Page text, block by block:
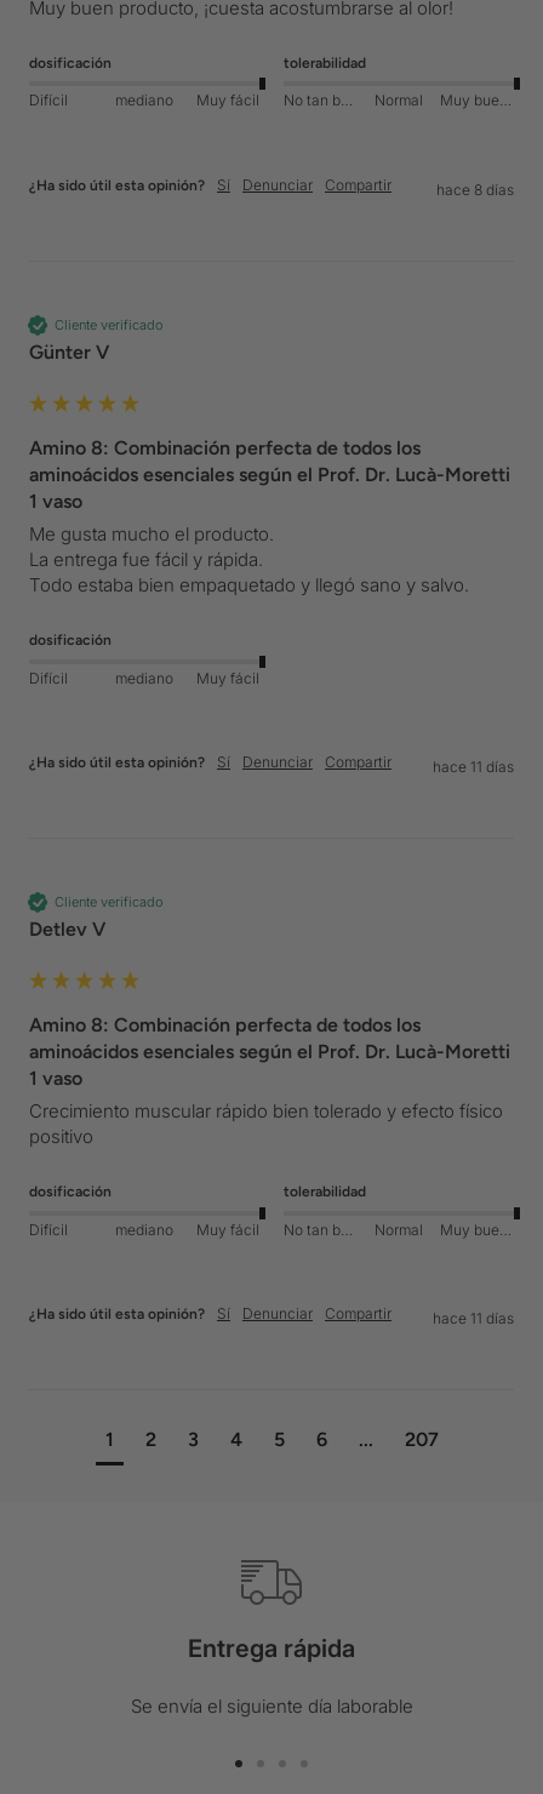
Muy buen producto, ¡cuesta acostumbrarse al olor!
dosificación
Difícil mediano Muy fácil
tolerabilidad
No tan bueno Normal Muy bueno
¿Ha sido útil esta opinión? Sí Denunciar Compartir hace 8 días
Cliente verificado
Günter V
Amino 8: Combinación perfecta de todos los
aminoácidos esenciales según el Prof. Dr. Lucà-Moretti
1 vaso
Me gusta mucho el producto.
La entrega fue fácil y rápida.
Todo estaba bien empaquetado y llegó sano y salvo.
dosificación
Difícil mediano Muy fácil
¿Ha sido útil esta opinión? Sí Denunciar Compartir hace 11 días
Cliente verificado
Detlev V
Amino 8: Combinación perfecta de todos los
aminoácidos esenciales según el Prof. Dr. Lucà-Moretti
1 vaso
Crecimiento muscular rápido bien tolerado y efecto físico
positivo
dosificación
Difícil mediano Muy fácil
tolerabilidad
Normal Muy bueno
¿Ha sido útil esta opinión? Sí Denunciar Compartir hace 11 días
1 2 3 4 5 6 ... 207
Entrega rápida
Se envía el siguiente día laborable